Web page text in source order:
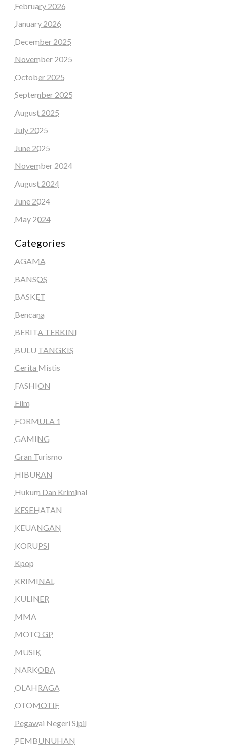
February 2026
January 2026
December 2025
November 2025
October 2025
September 2025
August 2025
July 2025
June 2025
November 2024
August 2024
June 2024
May 2024
Categories
AGAMA
BANSOS
BASKET
Bencana
BERITA TERKINI
BULU TANGKIS
Cerita Mistis
FASHION
Film
FORMULA 1
GAMING
Gran Turismo
HIBURAN
Hukum Dan Kriminal
KESEHATAN
KEUANGAN
KORUPSI
Kpop
KRIMINAL
KULINER
MMA
MOTO GP
MUSIK
NARKOBA
OLAHRAGA
OTOMOTIF
Pegawai Negeri Sipil
PEMBUNUHAN